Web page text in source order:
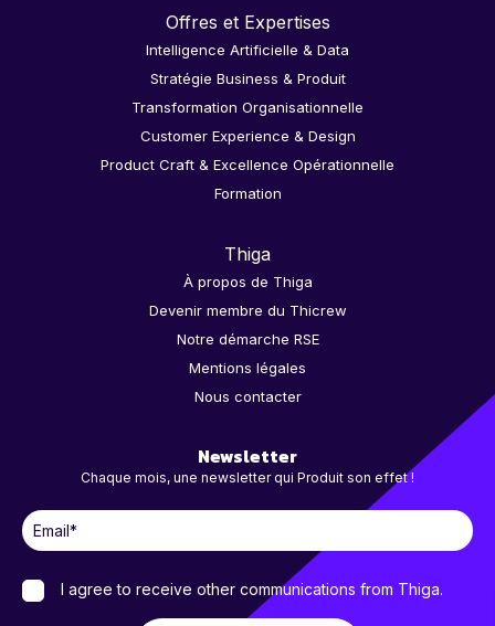
Offres et Expertises
Intelligence Artificielle & Data
Stratégie Business & Produit
Transformation Organisationnelle
Customer Experience & Design
Product Craft & Excellence Opérationnelle
Formation
Thiga
À propos de Thiga
Devenir membre du Thicrew
Notre démarche RSE
Mentions légales
Nous contacter
Newsletter
Chaque mois, une newsletter qui Produit son effet !
I agree to receive other communications from Thiga.